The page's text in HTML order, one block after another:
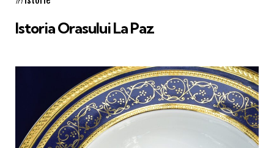
Istoria Orasului La Paz